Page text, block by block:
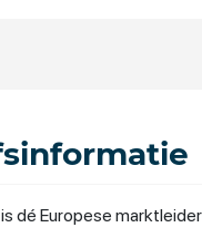
is dé Europese